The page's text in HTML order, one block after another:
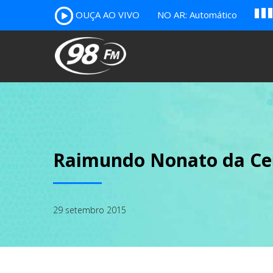
OUÇA AO VIVO NO AR: Automático B c
Raimundo Nonato da
29 setembro 2015